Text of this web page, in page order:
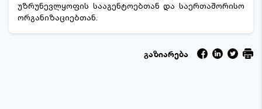
უზრუნევლყოფის სააგენტოებთან და საერთაშორისო
ორგანიზაციებთან.
გაზიარება